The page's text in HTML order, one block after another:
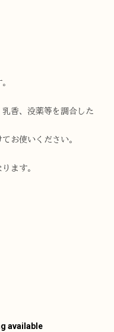
香、没薬等を調合した
お使いください。
ます。
available